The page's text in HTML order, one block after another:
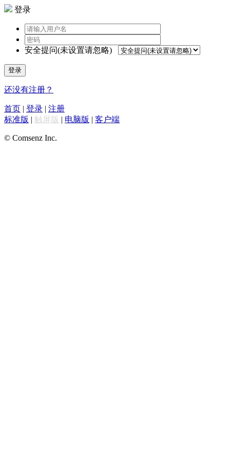
登录
安全提问(未设置请忽略)
登录
还没有注册？
首页 | 登录 | 注册
标准版 | 触屏版 | 电脑版 | 客户端
© Comsenz Inc.